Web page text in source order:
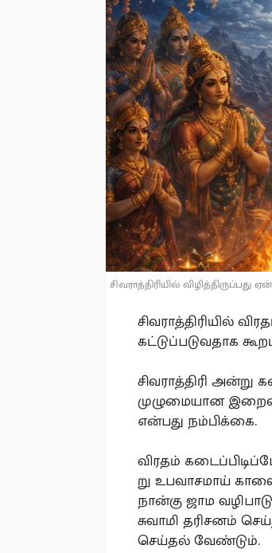
சிவராத்திரியில் விழித்திருப்பது
சிவராத்திரியில்
கட்டுப்படுவதாக
சிவராத்திரி
முழுமையான
என்பது நம்பிக்கை.
விரதம்
று உபவாசமாய்
நான்கு ஜாம
சுவாமி தரிசனம்
செய்தல் வேண்டும்.